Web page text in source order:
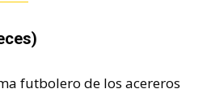
futbolero de los acereros